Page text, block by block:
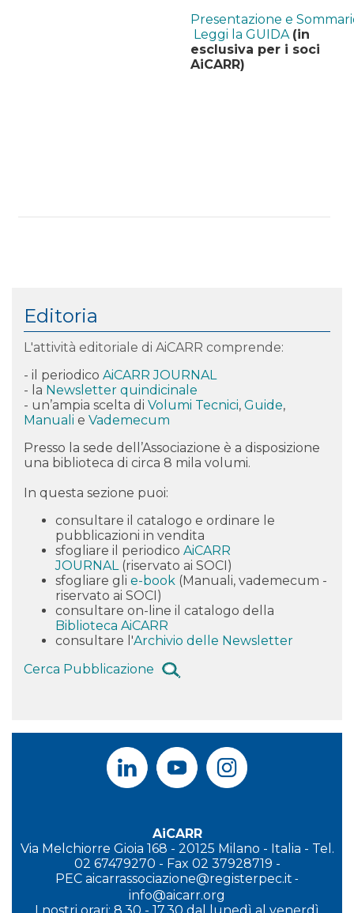
Editoria
L'attività editoriale di AiCARR comprende:
- il periodico AiCARR JOURNAL
- la Newsletter quindicinale
- un’ampia scelta di Volumi Tecnici, Guide,
Manuali e Vademecum
Presso la sede dell’Associazione è a disposizione
una biblioteca di circa 8 mila volumi.
In questa sezione puoi:
consultare il catalogo e ordinare le
pubblicazioni in vendita
sfogliare il periodico AiCARR
JOURNAL (riservato ai SOCI)
sfogliare gli e-book (Manuali, vademecum -
riservato ai SOCI)
consultare on-line il catalogo della
Biblioteca AiCARR
consultare l'Archivio delle Newsletter
Cerca Pubblicazione
Presentazione e
Leggi la GUIDA (in
esclusiva per i soci
AiCARR)
AiCARR
Via Melchiorre Gioia 168 - 20125 Milano - Italia - Tel.
02 67479270 - Fax 02 37928719 -
PEC aicarrassociazione@registerpec.it -
info@aicarr.org